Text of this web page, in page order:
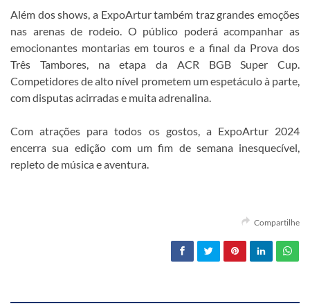
Além dos shows, a ExpoArtur também traz grandes emoções
nas arenas de rodeio. O público poderá acompanhar as
emocionantes montarias em touros e a final da Prova dos
Três Tambores, na etapa da ACR BGB Super Cup.
Competidores de alto nível prometem um espetáculo à parte,
com disputas acirradas e muita adrenalina.
Com atrações para todos os gostos, a ExpoArtur 2024
encerra sua edição com um fim de semana inesquecível,
repleto de música e aventura.
Compartilhe